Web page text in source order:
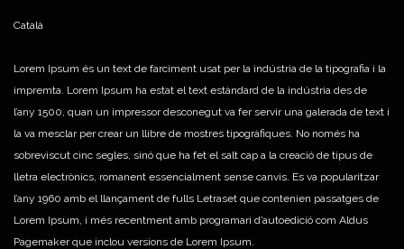
Català
Lorem Ipsum és un text de farciment usat per la indústria de la tipografia i la
impremta. Lorem Ipsum ha estat el text estàndard de la indústria des de
l’any 1500, quan un impressor desconegut va fer servir una galerada de text i
la va mesclar per crear un llibre de mostres tipogràfiques. No només ha
sobreviscut cinc segles, sinó que ha fet el salt cap a la creació de tipus de
lletra electrònics, romanent essencialment sense canvis. Es va popularitzar
l’any 1960 amb el llançament de fulls Letraset que contenien passatges de
Lorem Ipsum, i més recentment amb programari d’autoedició com Aldus
Pagemaker que inclou versions de Lorem Ipsum.